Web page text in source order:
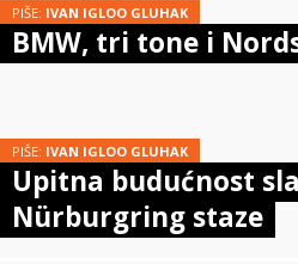
PIŠE: IVAN IGLOO GLUHAK
BMW, tri tone i
PIŠE: IVAN IGLOO GLUHAK
Upitna budućnost
Nürburgring staze